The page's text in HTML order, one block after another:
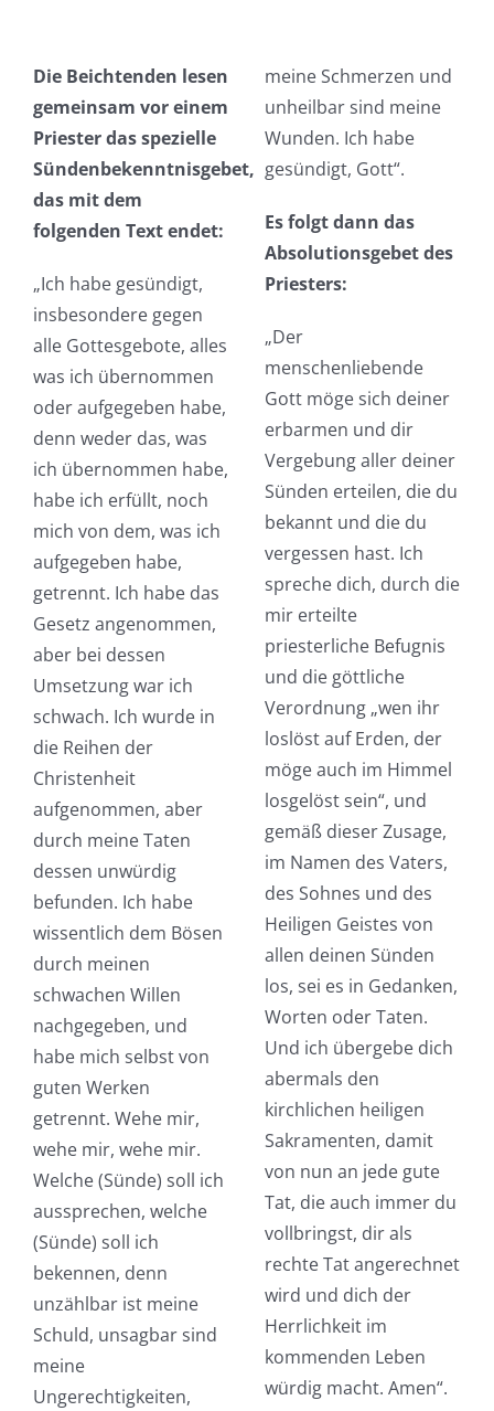
Die Beichtenden lesen
gemeinsam vor einem
Priester das spezielle
Sündenbekenntnisgebet,
das mit dem
folgenden Text endet:
„Ich habe gesündigt,
insbesondere gegen
alle Gottesgebote, alles
was ich übernommen
oder aufgegeben habe,
denn weder das, was
ich übernommen habe,
habe ich erfüllt, noch
mich von dem, was ich
aufgegeben habe,
getrennt. Ich habe das
Gesetz angenommen,
aber bei dessen
Umsetzung war ich
schwach. Ich wurde in
die Reihen der
Christenheit
aufgenommen, aber
durch meine Taten
dessen unwürdig
befunden. Ich habe
wissentlich dem Bösen
durch meinen
schwachen Willen
nachgegeben, und
habe mich selbst von
guten Werken
getrennt. Wehe mir,
wehe mir, wehe mir.
Welche (Sünde) soll ich
aussprechen, welche
(Sünde) soll ich
bekennen, denn
unzählbar ist meine
Schuld, unsagbar sind
meine
Ungerechtigkeiten,
meine Schmerzen und
unheilbar sind meine
Wunden. Ich habe
gesündigt, Gott“.
Es folgt dann das
Absolutionsgebet des
Priesters:
„Der
menschenliebende
Gott möge sich deiner
erbarmen und dir
Vergebung aller deiner
Sünden erteilen, die du
bekannt und die du
vergessen hast. Ich
spreche dich, durch die
mir erteilte
priesterliche Befugnis
und die göttliche
Verordnung „wen ihr
loslöst auf Erden, der
möge auch im Himmel
losgelöst sein“, und
gemäß dieser Zusage,
im Namen des Vaters,
des Sohnes und des
Heiligen Geistes von
allen deinen Sünden
los, sei es in Gedanken,
Worten oder Taten.
Und ich übergebe dich
abermals den
kirchlichen heiligen
Sakramenten, damit
von nun an jede gute
Tat, die auch immer du
vollbringst, dir als
rechte Tat angerechnet
wird und dich der
Herrlichkeit im
kommenden Leben
würdig macht. Amen“.